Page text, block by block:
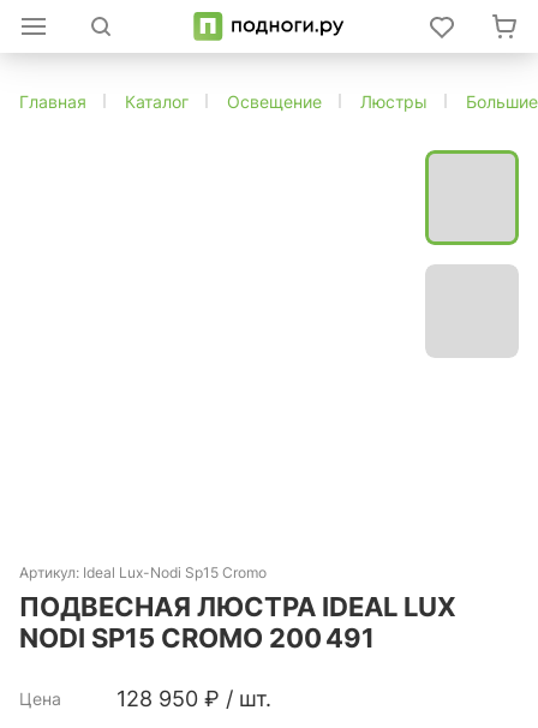
Главная Каталог Освещение Люстры
Артикул: Ideal Lux-Nodi Sp15 Cromo
ПОДВЕСНАЯ ЛЮСТРА IDEAL LUX
NODI SP15 CROMO 200 491
Цена 128 950 ₽ / шт.